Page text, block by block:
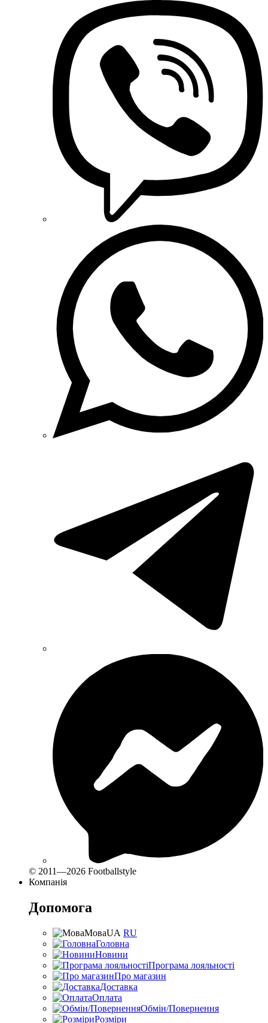
© 2011—2026 Footballstyle
Компанія
Допомога
МоваUA RU
Головна
Новини
Програма лояльності
Про магазин
Доставка
Оплата
Обмін/Повернення
Розміри